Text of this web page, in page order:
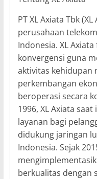
PT XL Axiata Tbk
perusahaan
Indonesia. XL
konvergensi guna
aktivitas kehidupan
perkembangan
beroperasi secara
1996, XL Axiata
layanan bagi
didukung jaringan
Indonesia. Sejak
berkualitas dengan